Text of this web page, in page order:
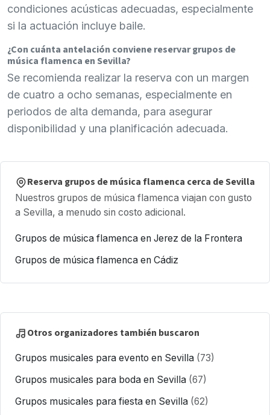
condiciones acústicas adecuadas, especialmente
si la actuación incluye baile.
¿Con cuánta antelación conviene reservar grupos de
música flamenca en Sevilla?
Se recomienda realizar la reserva con un margen
de cuatro a ocho semanas, especialmente en
periodos de alta demanda, para asegurar
disponibilidad y una planificación adecuada.
Reserva grupos de música flamenca cerca de Sevilla
Nuestros grupos de música flamenca viajan con gusto
a Sevilla, a menudo sin costo adicional.
Grupos de música flamenca en Jerez de la Frontera
Grupos de música flamenca en Cádiz
Otros organizadores también buscaron
Grupos musicales para evento en Sevilla (73)
Grupos musicales para boda en Sevilla (67)
Grupos musicales para fiesta en Sevilla (62)